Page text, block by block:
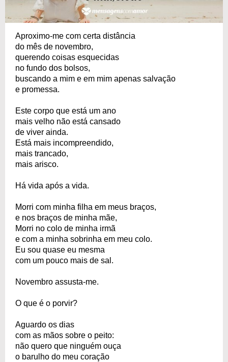
Aproximo-me com certa distância
do mês de novembro,
querendo coisas esquecidas
no fundo dos bolsos,
buscando a mim e em mim apenas salvação
e promessa.
Este corpo que está um ano
mais velho não está cansado
de viver ainda.
Está mais incompreendido,
mais trancado,
mais arisco.
Há vida após a vida.
Morri com minha filha em meus braços,
e nos braços de minha mãe,
Morri no colo de minha irmã
e com a minha sobrinha em meu colo.
Eu sou quase eu mesma
com um pouco mais de sal.
Novembro assusta-me.
O que é o porvir?
Aguardo os dias
com as mãos sobre o peito:
não quero que ninguém ouça
o barulho do meu coração